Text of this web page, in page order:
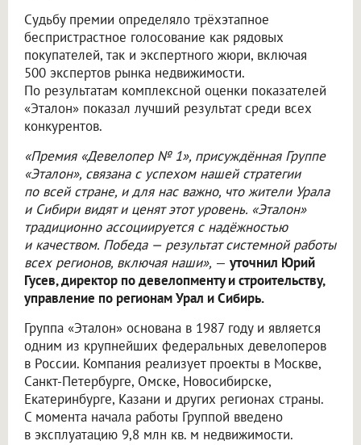
Судьбу премии определяло трёхэтапное
беспристрастное голосование как рядовых
покупателей, так и экспертного жюри, включая
500 экспертов рынка недвижимости.
По результатам комплексной оценки показателей
«Эталон» показал лучший результат среди всех
конкурентов.
«Премия «Девелопер № 1», присуждённая Группе
«Эталон», связана с успехом нашей стратегии
по всей стране, и для нас важно, что жители Урала
и Сибири видят и ценят этот уровень. «Эталон»
традиционно ассоциируется с надёжностью
и качеством. Победа — результат системной работы
всех регионов, включая наши», — уточнил Юрий
Гусев, директор по девелопменту и строительству,
управление по регионам Урал и Сибирь.
Группа «Эталон» основана в 1987 году и является
одним из крупнейших федеральных девелоперов
в России. Компания реализует проекты в Москве,
Санкт-Петербурге, Омске, Новосибирске,
Екатеринбурге, Казани и других регионах страны.
С момента начала работы Группой введено
в эксплуатацию 9,8 млн кв. м недвижимости.